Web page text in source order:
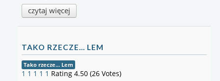
czytaj więcej
TAKO RZECZE... LEM
Tako rzecze... Lem
1 1 1 1 1 Rating 4.50 (26 Votes)